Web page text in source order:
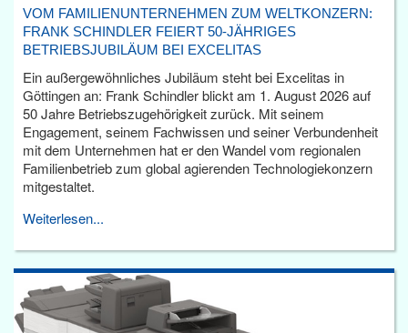
VOM FAMILIENUNTERNEHMEN ZUM WELTKONZERN:
FRANK SCHINDLER FEIERT 50-JÄHRIGES
BETRIEBSJUBILÄUM BEI EXCELITAS
Ein außergewöhnliches Jubiläum steht bei Excelitas in
Göttingen an: Frank Schindler blickt am 1. August 2026 auf
50 Jahre Betriebszugehörigkeit zurück. Mit seinem
Engagement, seinem Fachwissen und seiner Verbundenheit
mit dem Unternehmen hat er den Wandel vom regionalen
Familienbetrieb zum global agierenden Technologiekonzern
mitgestaltet.
Weiterlesen...